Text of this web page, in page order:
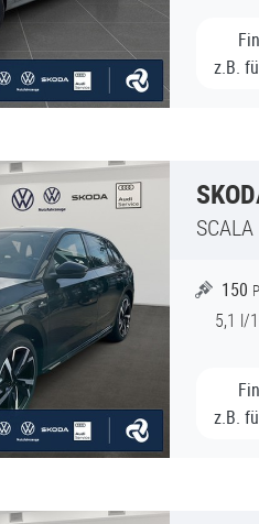
z.B.
SCALA
150
5,1 l/
z.B.